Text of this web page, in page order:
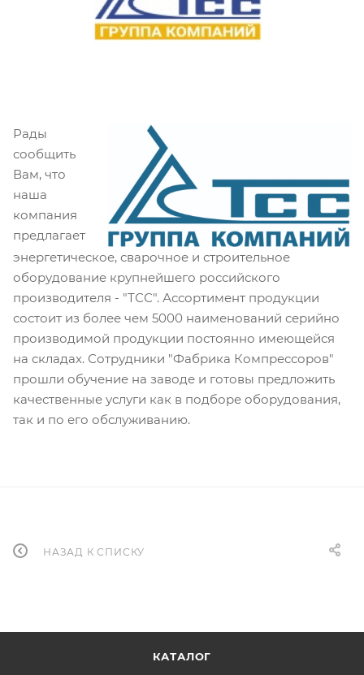
Рады
сообщить
Вам, что
наша
компания
предлагает
энергетическое, сварочное и строительное
оборудование крупнейшего российского
производителя - "ТСС". Ассортимент продукции
состоит из более чем 5000 наименований серийно
производимой продукции постоянно имеющейся
на складах. Сотрудники "Фабрика Компрессоров"
прошли обучение на заводе и готовы предложить
качественные услуги как в подборе оборудования,
так и по его обслуживанию.
НАЗАД К СПИСКУ
КАТАЛОГ